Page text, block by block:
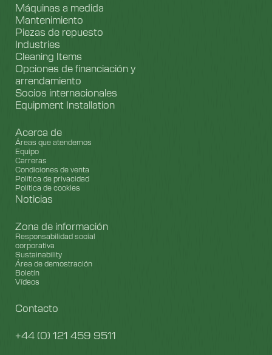
Máquinas a medida
Mantenimiento
Piezas de repuesto
Industries
Cleaning Items
Opciones de financiación y
arrendamiento
Socios internacionales
Equipment Installation
Acerca de
Áreas que atendemos
Equipo
Carreras
Condiciones de venta
Política de privacidad
Política de cookies
Noticias
Zona de información
Responsabilidad social
corporativa
Sustainability
Área de demostración
Boletín
Vídeos
Contacto
+44 (0) 121 459 9511